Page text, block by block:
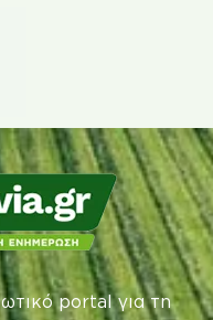
portal για τη